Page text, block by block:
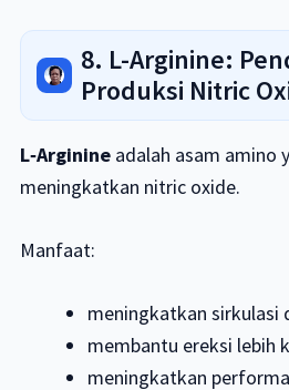
8. L-Arginine:
Produksi Nitric
L‑Arginineadalah asam amino
meningkatkan nitric oxide.
Manfaat:
meningkatkan sirkulasi
membantu ereksi lebih
meningkatkan